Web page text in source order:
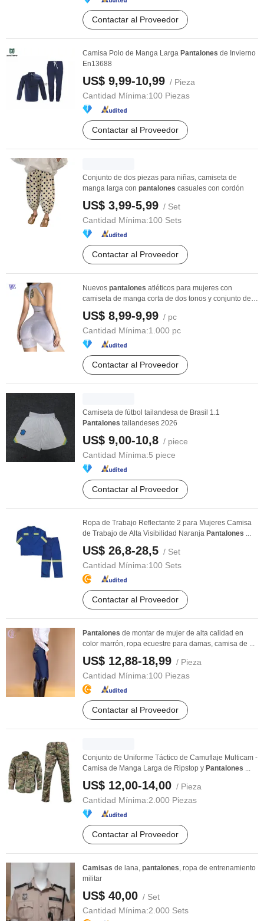
Contactar al Proveedor
Camisa Polo de Manga Larga Pantalones de Invierno
En13688
US$ 9,99-10,99 / Pieza
Cantidad Mínima:100 Piezas
Contactar al Proveedor
Conjunto de dos piezas para niñas, camiseta de
manga larga con pantalones casuales con cordón
US$ 3,99-5,99 / Set
Cantidad Mínima:100 Sets
Contactar al Proveedor
Nuevos pantalones atléticos para mujeres con
camiseta de manga corta de dos tonos y conjunto de
ropa ...
US$ 8,99-9,99 / pc
Cantidad Mínima:1.000 pc
Contactar al Proveedor
Camiseta de fútbol tailandesa de Brasil 1.1
Pantalones tailandeses 2026
US$ 9,00-10,8 / piece
Cantidad Mínima:5 piece
Contactar al Proveedor
Ropa de Trabajo Reflectante 2 para Mujeres Camisa
de Trabajo de Alta Visibilidad Naranja Pantalones ...
US$ 26,8-28,5 / Set
Cantidad Mínima:100 Sets
Contactar al Proveedor
Pantalones de montar de mujer de alta calidad en
color marrón, ropa ecuestre para damas, camisa de ...
US$ 12,88-18,99 / Pieza
Cantidad Mínima:100 Piezas
Contactar al Proveedor
Conjunto de Uniforme Táctico de Camuflaje Multicam -
Camisa de Manga Larga de Ripstop y Pantalones ...
US$ 12,00-14,00 / Pieza
Cantidad Mínima:2.000 Piezas
Contactar al Proveedor
Camisas de lana, pantalones, ropa de entrenamiento
militar
US$ 40,00 / Set
Cantidad Mínima:2.000 Sets